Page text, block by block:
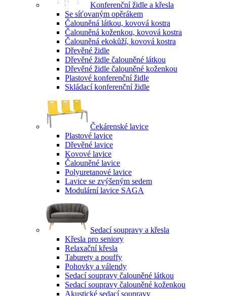
Konferenční židle a křesla
Se síťovaným opěrákem
Čalouněná látkou, kovová kostra
Čalouněná koženkou, kovová kostra
Čalouněná ekokůží, kovová kostra
Dřevěné židle
Dřevěné židle čalouněné látkou
Dřevěné židle čalouněné koženkou
Plastové konferenční židle
Skládací konferenční židle
Čekárenské lavice
Plastové lavice
Dřevěné lavice
Kovové lavice
Čalouněné lavice
Polyuretanové lavice
Lavice se zvýšeným sedem
Modulární lavice SAGA
Sedací soupravy a křesla
Křesla pro seniory
Relaxační křesla
Taburety a pouffy
Pohovky a válendy
Sedací soupravy čalouněné látkou
Sedací soupravy čalouněné koženkou
Akustické sedací soupravy